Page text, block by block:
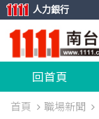
人力銀行
回首頁
首頁 職場新聞